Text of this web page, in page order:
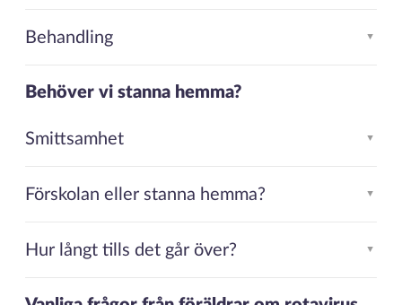
Behandling ▲
Behöver vi stanna hemma?
Smittsamhet ▲
Förskolan eller stanna hemma? ▲
Hur långt tills det går över? ▲